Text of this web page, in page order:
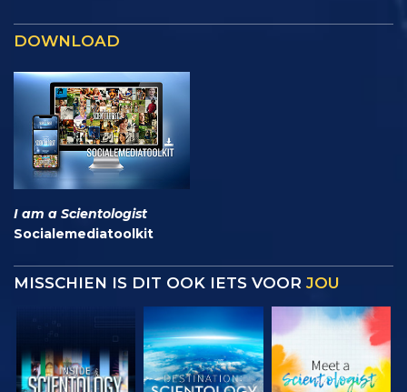
DOWNLOAD
I am a Scientologist
Socialemediatoolkit
MISSCHIEN IS DIT OOK IETS VOOR JOU